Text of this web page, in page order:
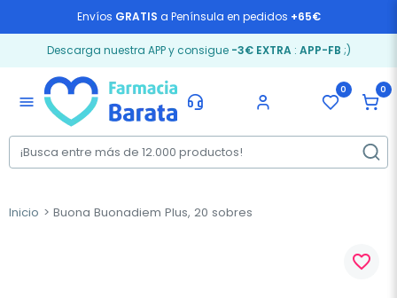
Envíos GRATIS a Península en pedidos +65€
Descarga nuestra APP y consigue -3€ EXTRA: APP-FB ;)
menu
0 0
Inicio Buona Buonadiem Plus, 20 sobres
favorite_border